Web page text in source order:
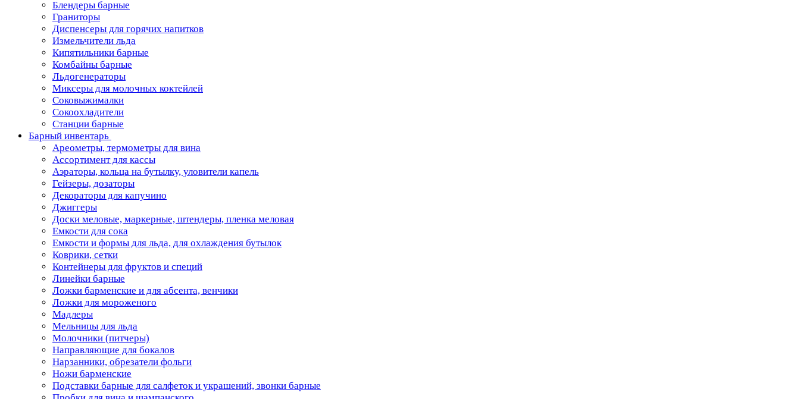
Блендеры барные
Граниторы
Диспенсеры для горячих напитков
Измельчители льда
Кипятильники барные
Комбайны барные
Льдогенераторы
Миксеры для молочных коктейлей
Соковыжималки
Сокоохладители
Станции барные
Барный инвентарь
Ареометры, термометры для вина
Ассортимент для кассы
Аэраторы, кольца на бутылку, уловители капель
Гейзеры, дозаторы
Декораторы для капучино
Джиггеры
Доски меловые, маркерные, штендеры, пленка меловая
Емкости для сока
Емкости и формы для льда, для охлаждения бутылок
Коврики, сетки
Контейнеры для фруктов и специй
Линейки барные
Ложки барменские и для абсента, венчики
Ложки для мороженого
Мадлеры
Мельницы для льда
Молочники (питчеры)
Направляющие для бокалов
Нарзанники, обрезатели фольги
Ножи барменские
Подставки барные для салфеток и украшений, звонки барные